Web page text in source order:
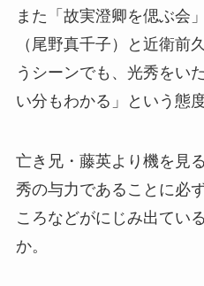
また「故実澄卿を偲ぶ会
（尾野真千子）と近衛前
うシーンでも、光秀をい
い分もわかる」という態
亡き兄・藤英より機を見
秀の与力であることに必
ころなどがにじみ出てい
か。